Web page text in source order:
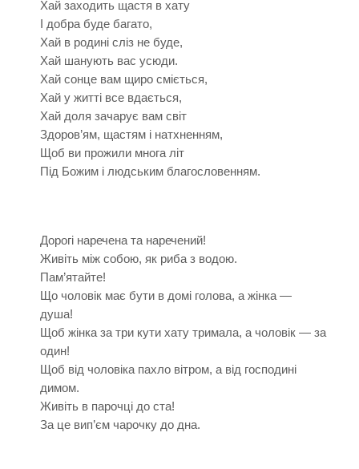
Хай заходить щастя в хату
І добра буде багато,
Хай в родині сліз не буде,
Хай шанують вас усюди.
Хай сонце вам щиро сміється,
Хай у житті все вдається,
Хай доля зачарує вам світ
Здоров’ям, щастям і натхненням,
Щоб ви прожили многа літ
Під Божим і людським благословенням.
Дорогі наречена та наречений!
Живіть між собою, як риба з водою.
Пам’ятайте!
Що чоловік має бути в домі голова, а жінка —
душа!
Щоб жінка за три кути хату тримала, а чоловік — за
один!
Щоб від чоловіка пахло вітром, а від господині
димом.
Живіть в парочці до ста!
За це вип’єм чарочку до дна.